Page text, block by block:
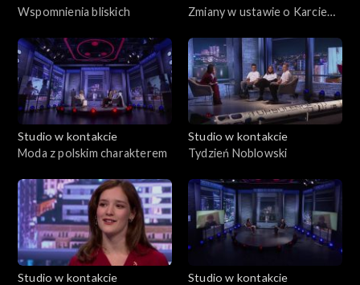
Wspomnienia bliskich
Zmiany w ustawie o Karcie
Studio w kontakcie
Moda z polskim charakterem
Studio w kontakcie
Tydzień Noblowski
Studio w kontakcie
Studio w kontakcie